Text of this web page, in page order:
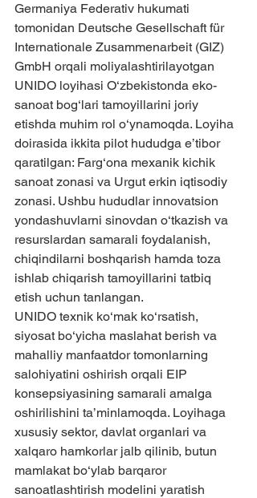
Germaniya Federativ hukumati
tomonidan Deutsche Gesellschaft für
Internationale Zusammenarbeit (GIZ)
GmbH orqali moliyalashtirilayotgan
UNIDO loyihasi O‘zbekistonda eko-
sanoat bog‘lari tamoyillarini joriy
etishda muhim rol o‘ynamoqda. Loyiha
doirasida ikkita pilot hududga e’tibor
qaratilgan: Farg‘ona mexanik kichik
sanoat zonasi va Urgut erkin iqtisodiy
zonasi. Ushbu hududlar innovatsion
yondashuvlarni sinovdan o‘tkazish va
resurslardan samarali foydalanish,
chiqindilarni boshqarish hamda toza
ishlab chiqarish tamoyillarini tatbiq
etish uchun tanlangan.
UNIDO texnik ko‘mak ko‘rsatish,
siyosat bo‘yicha maslahat berish va
mahalliy manfaatdor tomonlarning
salohiyatini oshirish orqali EIP
konsepsiyasining samarali amalga
oshirilishini ta’minlamoqda. Loyihaga
xususiy sektor, davlat organlari va
xalqaro hamkorlar jalb qilinib, butun
mamlakat bo‘ylab barqaror
sanoatlashtirish modelini yaratish